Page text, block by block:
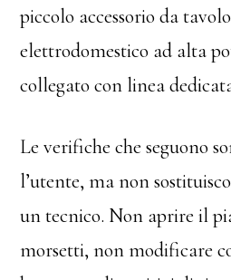
piccolo accessorio da
elettrodomestico ad alta
collegato con linea
Le verifiche che seguono
l’utente, ma non
un tecnico. Non aprire il
morsetti, non modificare